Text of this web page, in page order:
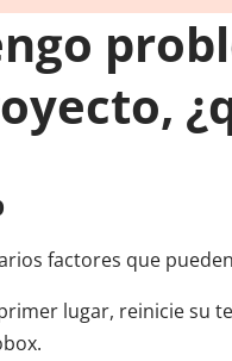
factores que
lugar, reinicie su